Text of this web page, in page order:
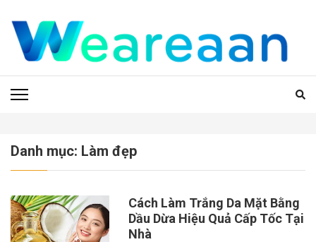
qua
nội
dungWEAREAAN.COM
Danh mục: Làm đẹp
Cách Làm Trắng Da Mặt Bằng
Dầu Dừa Hiệu Quả Cấp Tốc Tại
Nhà